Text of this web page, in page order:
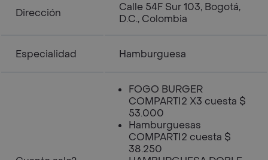
Dirección
Calle 54F Sur 103, Bogotá,
D.C., Colombia
Especialidad Hamburguesa
FOGO BURGER
COMPARTI2 X3 cuesta $
53.000
Hamburguesas
COMPARTI2 cuesta $
38.250